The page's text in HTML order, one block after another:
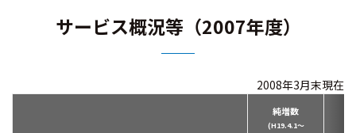
組織図
サービス概況等（2007年度）
2008年3月末現在
純増数
(H19.4.1～